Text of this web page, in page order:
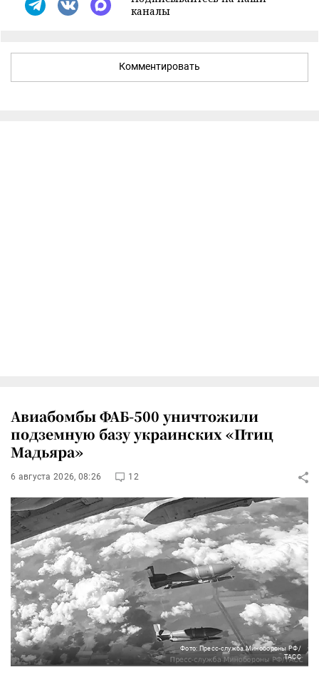
каналы
Комментировать
Авиабомбы ФАБ-500 уничтожили
подземную базу украинских «Птиц
Мадьяра»
6 августа 2026, 08:26 12
Фото: Пресс-служба Минобороны РФ/
ТАСС